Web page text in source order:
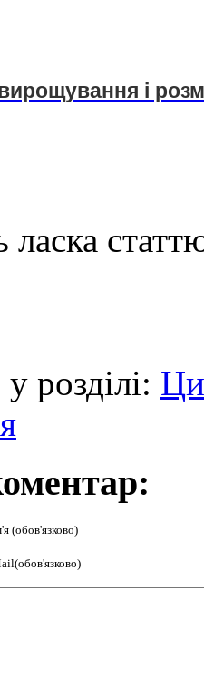
і
ласка
розділі:
(обов'язково)